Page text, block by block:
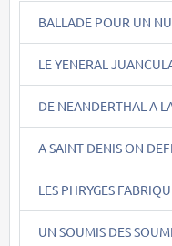
BALLADE POUR UN
LE YENERAL
DE NEANDERTHAL A
A SAINT DENIS ON
LES PHRYGES
UN SOUMIS DES